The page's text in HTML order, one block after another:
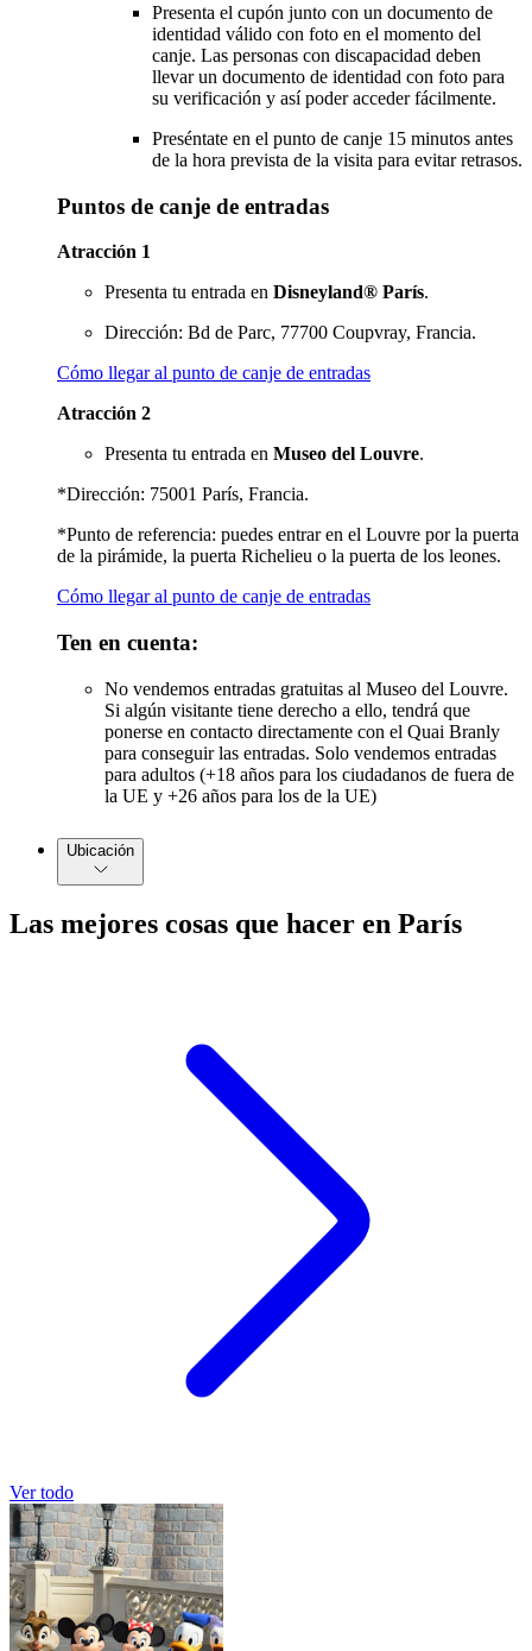
Presenta el cupón junto con un documento de
identidad válido con foto en el momento del
canje. Las personas con discapacidad deben
llevar un documento de identidad con foto para
su verificación y así poder acceder fácilmente.
Preséntate en el punto de canje 15 minutos antes
de la hora prevista de la visita para evitar retrasos.
Puntos de canje de entradas
Atracción 1
Presenta tu entrada en Disneyland® París.
Dirección: Bd de Parc, 77700 Coupvray, Francia.
Cómo llegar al punto de canje de entradas
Atracción 2
Presenta tu entrada en Museo del Louvre.
*Dirección: 75001 París, Francia.
*Punto de referencia: puedes entrar en el Louvre por la puerta
de la pirámide, la puerta Richelieu o la puerta de los leones.
Cómo llegar al punto de canje de entradas
Ten en cuenta:
No vendemos entradas gratuitas al Museo del Louvre.
Si algún visitante tiene derecho a ello, tendrá que
ponerse en contacto directamente con el Quai Branly
para conseguir las entradas. Solo vendemos entradas
para adultos (+18 años para los ciudadanos de fuera de
la UE y +26 años para los de la UE)
Ubicación
Las mejores cosas que hacer en París
Ver todo